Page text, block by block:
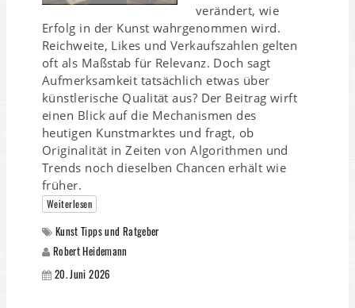
verändert, wie
Erfolg in der Kunst wahrgenommen wird.
Reichweite, Likes und Verkaufszahlen gelten
oft als Maßstab für Relevanz. Doch sagt
Aufmerksamkeit tatsächlich etwas über
künstlerische Qualität aus? Der Beitrag wirft
einen Blick auf die Mechanismen des
heutigen Kunstmarktes und fragt, ob
Originalität in Zeiten von Algorithmen und
Trends noch dieselben Chancen erhält wie
früher.
Weiterlesen
Kunst Tipps und Ratgeber
Robert Heidemann
20. Juni 2026